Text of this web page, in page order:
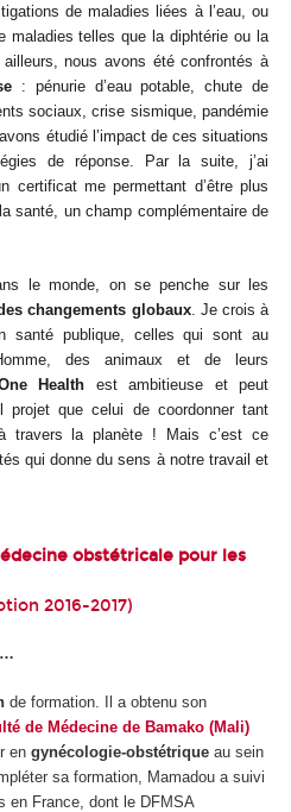
de maladies liées à l’eau, ou
maladies telles que la diphtérie ou la
nous avons été confrontés à
: pénurie d’eau potable, chute de
sociaux, crise sismique, pandémie
étudié l’impact de ces situations
de réponse. Par la suite, j’ai
certificat me permettant d’être plus
santé, un champ complémentaire de
le monde, on se penche sur les
changements globaux. Je crois à
santé publique, celles qui sont au
des animaux et de leurs
Health est ambitieuse et peut
projet que celui de coordonner tant
travers la planète ! Mais c’est ce
qui donne du sens à notre travail et
obstétricale pour les
2016-2017)
de formation. Il a obtenu son
de Médecine de Bamako (Mali)
en gynécologie-obstétrique au sein
sa formation, Mamadou a suivi
en France, dont le DFMSA